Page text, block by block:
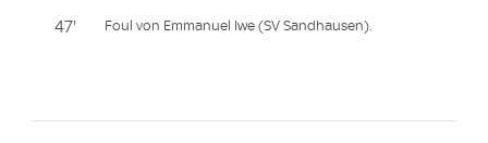
47' Foul von Emmanuel Iwe (SV Sandhausen).